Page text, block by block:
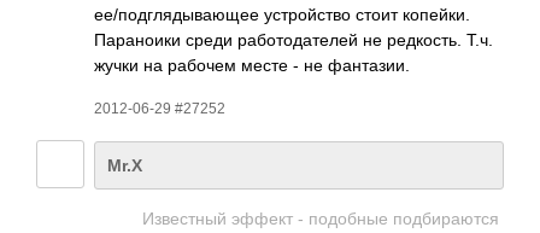
ее/п­одгл­ядыв­ающее устр­ойство стоит копе­йки.
Пара­ноики среди рабо­тода­телей не редк­ость. Т.ч.
жучки на рабочем месте - не фант­азии.
2012-06-29 #27252
Mr.X
Изве­стный эффект - подо­бные подб­ираю­тся